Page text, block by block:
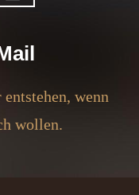
wenn
wollen.